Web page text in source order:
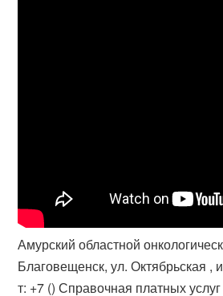
Амурский областной
Благовещенск, ул. Октябрьская ,
т: +7 (​) Справочная платных услуг